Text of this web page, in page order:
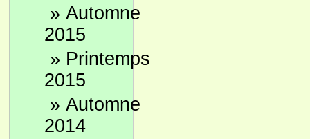
» Automne
2015
» Printemps
2015
» Automne
2014